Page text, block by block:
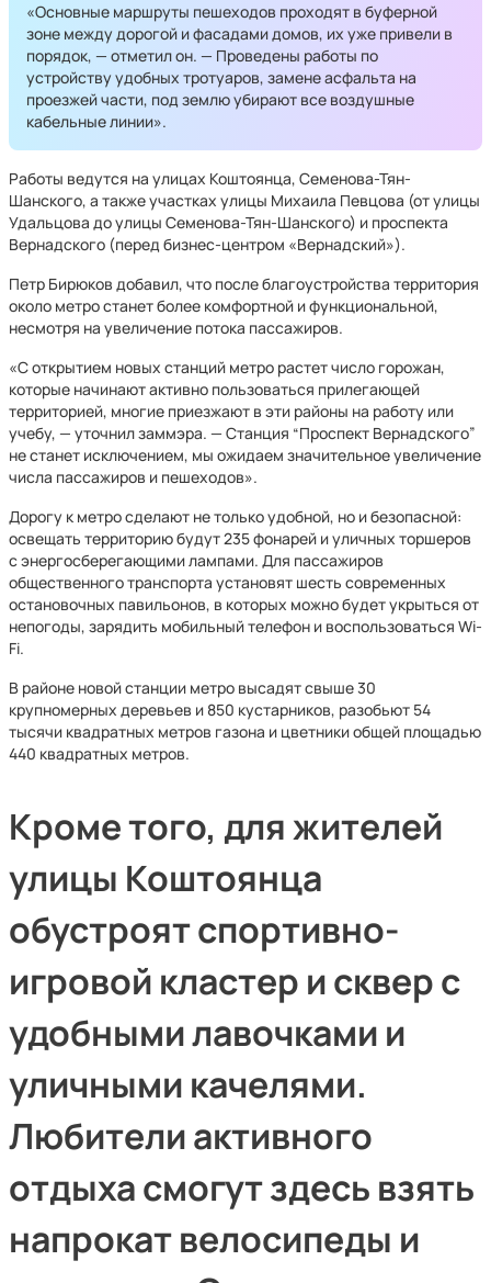
«Основные маршруты пешеходов проходят в буферной
зоне между дорогой и фасадами домов, их уже привели в
порядок, — отметил он. — Проведены работы по
устройству удобных тротуаров, замене асфальта на
проезжей части, под землю убирают все воздушные
кабельные линии».
Работы ведутся на улицах Коштоянца, Семенова-Тян-
Шанского, а также участках улицы Михаила Певцова (от улицы
Удальцова до улицы Семенова-Тян-Шанского) и проспекта
Вернадского (перед бизнес-центром «Вернадский»).
Петр Бирюков добавил, что после благоустройства территория
около метро станет более комфортной и функциональной,
несмотря на увеличение потока пассажиров.
«С открытием новых станций метро растет число горожан,
которые начинают активно пользоваться прилегающей
территорией, многие приезжают в эти районы на работу или
учебу, — уточнил заммэра. — Станция “Проспект Вернадского”
не станет исключением, мы ожидаем значительное увеличение
числа пассажиров и пешеходов».
Дорогу к метро сделают не только удобной, но и безопасной:
освещать территорию будут 235 фонарей и уличных торшеров
с энергосберегающими лампами. Для пассажиров
общественного транспорта установят шесть современных
остановочных павильонов, в которых можно будет укрыться от
непогоды, зарядить мобильный телефон и воспользоваться Wi-
Fi.
В районе новой станции метро высадят свыше 30
крупномерных деревьев и 850 кустарников, разобьют 54
тысячи квадратных метров газона и цветники общей площадью
440 квадратных метров.
Кроме того, для жителей
улицы Коштоянца
обустроят спортивно-
игровой кластер и сквер с
удобными лавочками и
уличными качелями.
Любители активного
отдыха смогут здесь взять
напрокат велосипеды и